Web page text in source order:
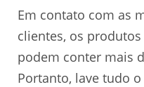
Em contato com as
clientes, os
podem conter mais
Portanto, lave tudo